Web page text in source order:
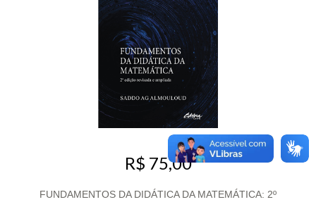
R$ 75,00
FUNDAMENTOS DA DIDÁTICA DA MATEMÁTICA: 2º